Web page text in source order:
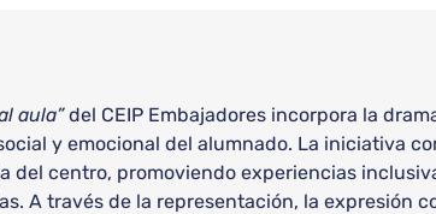
aula”del CEIP Embajadores incorpora la
y emocional del alumnado. La iniciativa
del centro, promoviendo experiencias
A través de la representación, la expresión